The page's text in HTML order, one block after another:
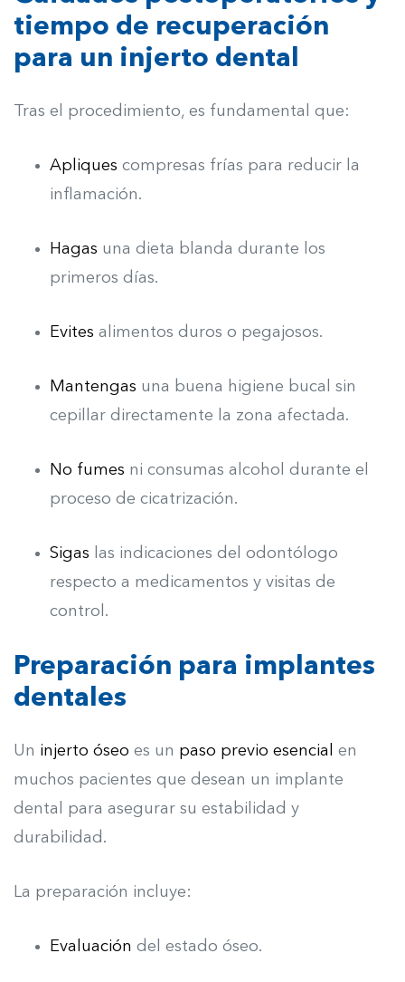
tiempo de recuperación
para un injerto dental
Tras el procedimiento, es fundamental que:
Apliques compresas frías para reducir la
inflamación.
Hagas una dieta blanda durante los
primeros días.
Evites alimentos duros o pegajosos.
Mantengas una buena higiene bucal sin
cepillar directamente la zona afectada.
No fumes ni consumas alcohol durante el
proceso de cicatrización.
Sigas las indicaciones del odontólogo
respecto a medicamentos y visitas de
control.
Preparación para implantes
dentales
Un injerto óseo es un paso previo esencial
en
muchos pacientes que desean un implante
dental para asegurar su estabilidad y
durabilidad.
La preparación incluye:
Evaluación del estado óseo.